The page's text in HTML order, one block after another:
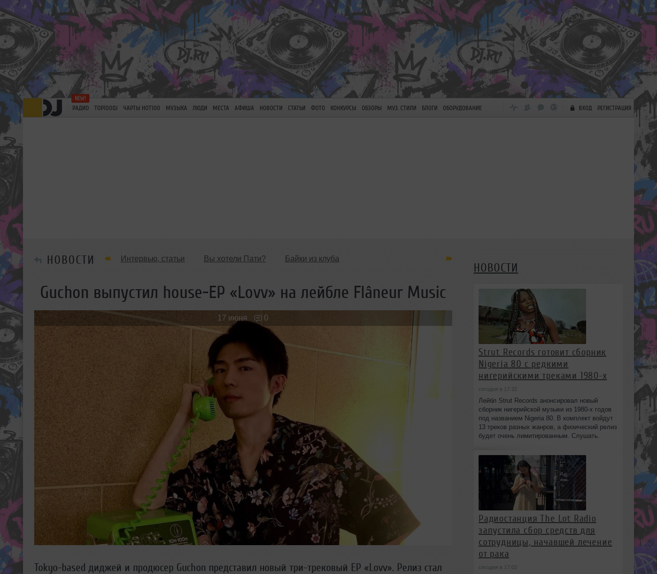
РАДИО TOP100DJ ЧАРТЫ HOT100 МУЗЫКА ЛЮДИ МЕСТА АФИША НОВОСТИ СТАТЬИ ФОТО КОНКУРСЫ ОБЗОРЫ МУЗ. СТИЛИ БЛОГИ ОБОРУДОВАНИЕ ВХОД РЕГИСТРАЦИЯ
НОВОСТИ Интервью, статьи Вы хотели Пати? Байки из клуба
Танцевальные стили Обзоры Вечеринок и Клубов Новые лица
Мужчина & Женщина
Guchon выпустил house-EP «Lovv» на лейбле Flâneur Music
17 июня 0
Tokyo-based диджей и продюсер Guchon представил новый три-трековый EP «Lovv». Релиз стал
НОВОСТИ
Strut Records готовит сборник
Nigeria 80 с редкими
нигерийскими треками 1980-х
сегодня в 17:32
Лейбл Strut Records анонсировал новый
сборник нигерийской музыки из 1980-х годов
под названием Nigeria 80. В комплект войдут
13 треков разных жанров, а физический релиз
будет очень лимитированным. Слушать.
Радиостанция The Lot Radio
запустила сбор средств для
сотрудницы, начавшей лечение
от рака
сегодня в 17:02